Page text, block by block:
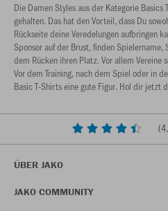
Die Damen Styles aus der Kategorie
gehalten. Das hat den Vorteil, dass Du
Rückseite deine Veredelungen aufbringen
Sponsor auf der Brust, finden
dem Rücken ihren Platz. Vor allem Vereine
Vor dem Training, nach dem Spiel oder in
Basic T-Shirts eine gute Figur. Hol dir jetzt
(
ÜBER JAKO
JAKO COMMUNITY